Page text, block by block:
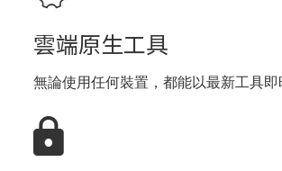
雲端原生工具
無論使用任何裝置，都能以最新工具